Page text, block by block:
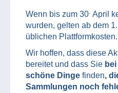
Wenn bis zum 30 April
wurden, gelten ab dem
üblichen Plattformkosten.
Wir hoffen, dass diese
bereitet und dass Sie bei
schöne Dinge finden,
Sammlungen noch